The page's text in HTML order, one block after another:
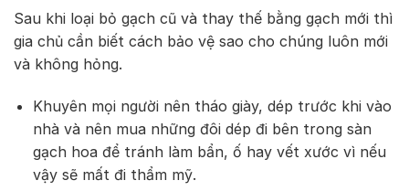
Sau khi loại bỏ gạch cũ và thay thế bằng gạch mới thì
gia chủ cần biết cách bảo vệ sao cho chúng luôn mới
và không hỏng.
Khuyên mọi người nên tháo giày, dép trước khi vào
nhà và nên mua những đôi dép đi bên trong sàn
gạch hoa để tránh làm bẩn, ố hay vết xước vì nếu
vậy sẽ mất đi thẩm mỹ.